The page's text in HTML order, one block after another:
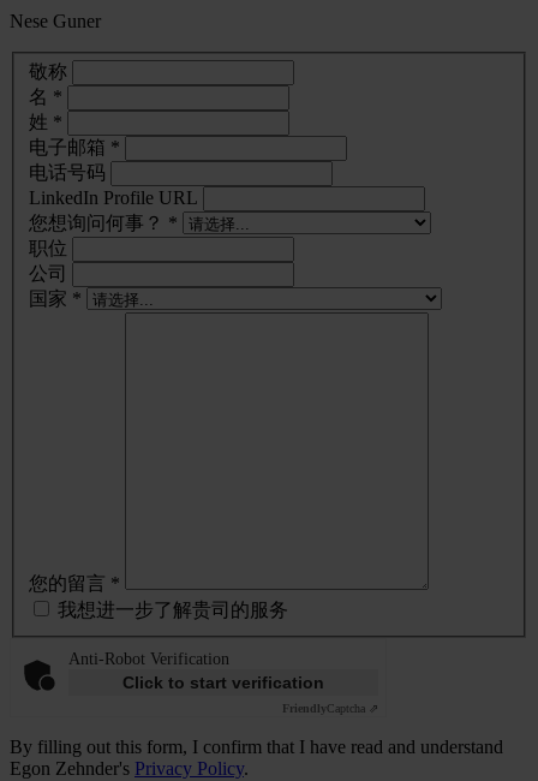
Nese Guner
敬称
名 *
姓 *
电子邮箱 *
电话号码
LinkedIn Profile URL
您想询问何事？ *
职位
公司
国家 *
您的留言 *
我想进一步了解贵司的服务
Anti-Robot Verification
Click to start verification
FriendlyCaptcha ⇗
By filling out this form, I confirm that I have read and understand
Egon Zehnder's Privacy Policy.